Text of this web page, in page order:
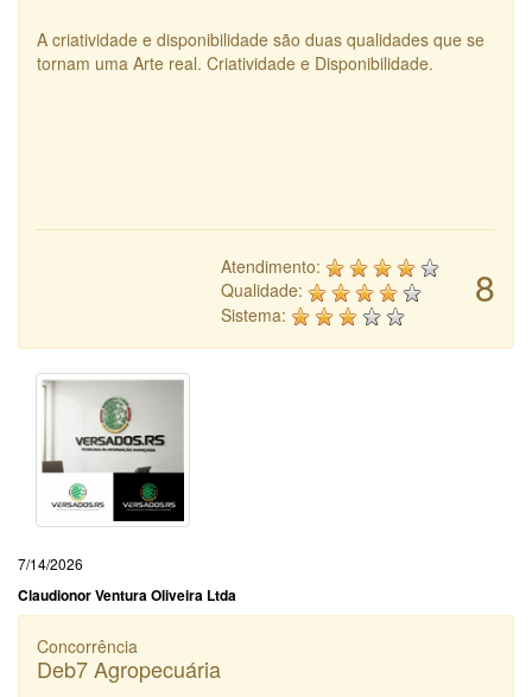
A criatividade e disponibilidade são duas qualidades que se
tornam uma Arte real. Criatividade e Disponibilidade.
8
Atendimento:
Qualidade:
Sistema:
7/14/2026
Claudionor Ventura Oliveira Ltda
Concorrência
Deb7 Agropecuária